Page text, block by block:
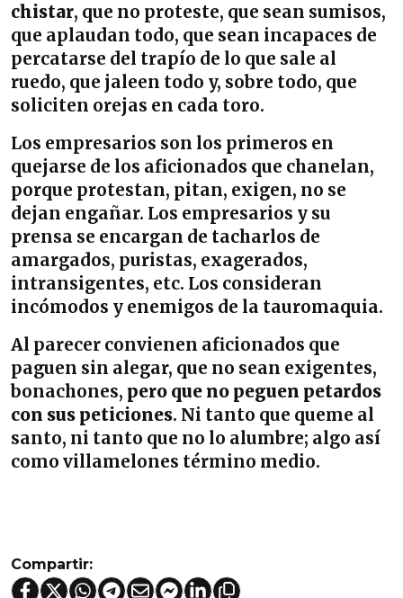
chistar, que no proteste, que sean sumisos,
que aplaudan todo, que sean incapaces de
percatarse del trapío de lo que sale al
ruedo, que jaleen todo y, sobre todo, que
soliciten orejas en cada toro.
Los empresarios son los primeros en
quejarse de los aficionados que chanelan,
porque protestan, pitan, exigen, no se
dejan engañar. Los empresarios y su
prensa se encargan de tacharlos de
amargados, puristas, exagerados,
intransigentes, etc. Los consideran
incómodos y enemigos de la tauromaquia.
Al parecer convienen aficionados que
paguen sin alegar, que no sean exigentes,
bonachones, pero que no peguen petardos
con sus peticiones. Ni tanto que queme al
santo, ni tanto que no lo alumbre; algo así
como villamelones término medio.
Compartir: